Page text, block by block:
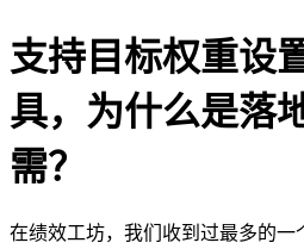
支持目标权重设
具，为什么是落
需？
在绩效工坊，我们收到过最多的一